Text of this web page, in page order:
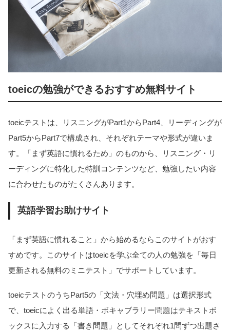
toeicの勉強ができるおすすめ無料サイト
toeicテストは、リスニングがPart1からPart4、リーディングが
Part5からPart7で構成され、それぞれテーマや形式が違いま
す。「まず英語に慣れるため」のものから、リスニング・リ
ーディングに特化した特訓コンテンツなど、勉強したい内容
に合わせたものがたくさんあります。
英語学習お助けサイト
「まず英語に慣れること」から始めるならこのサイトがおす
すめです。このサイトはtoeicを学ぶ全ての人の勉強を「毎日
更新される無料のミニテスト」でサポートしています。
toeicテストのうちPart5の「文法・穴埋め問題」は選択形式
で、toeicによく出る単語・ボキャブラリー問題はテキストボ
ックスに入力する「書き問題」としてそれぞれ1問ずつ出題さ